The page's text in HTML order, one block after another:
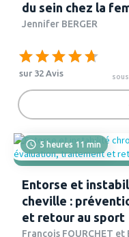
du sein chez la
Jennifer BERGER
sur 32 Avis
5 heures 11 min
Entorse et
cheville :
et retour au sport
François FOURCHET et